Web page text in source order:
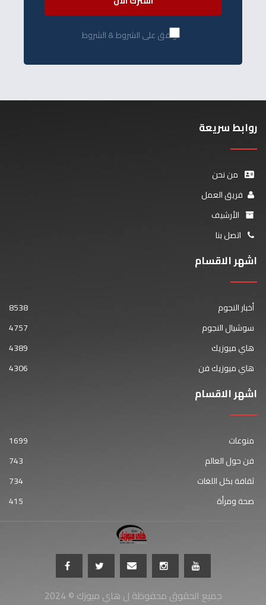
أوافق على الشروط & الشروط
روابط سريعة
من نحن
فريق العمل
الأرشيف
اتصل بنا
اشهر الاقسام
أخبار النجوم
8538
سوشيال النجوم
4757
هاي ميوزيك
4389
هاي ميوزيك فن
4306
اشهر الاقسام
منوعات
1699
فن حول العالم
743
ثقافة بكل اللغات
734
صحة ومرأة
415
جميع الحقوق محفوظة ل هاي ميوزك © 2024